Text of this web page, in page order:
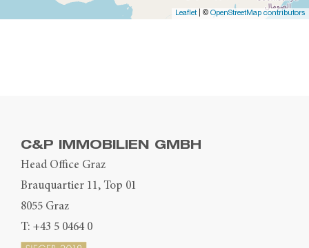
Leaflet| © OpenStreetMap contributors
C&P IMMOBILIEN GMBH
Head Office Graz
Brauquartier 11, Top 01
8055 Graz
T: +43 5 0464 0